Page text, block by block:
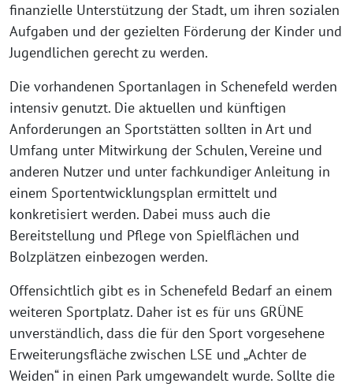
finanzielle Unterstützung der Stadt, um ihren sozialen
Aufgaben und der gezielten Förderung der Kinder und
Jugendlichen gerecht zu werden.
Die vorhandenen Sportanlagen in Schenefeld werden
intensiv genutzt. Die aktuellen und künftigen
Anforderungen an Sportstätten sollten in Art und
Umfang unter Mitwirkung der Schulen, Vereine und
anderen Nutzer und unter fachkundiger Anleitung in
einem Sportentwicklungsplan ermittelt und
konkretisiert werden. Dabei muss auch die
Bereitstellung und Pflege von Spielflächen und
Bolzplätzen einbezogen werden.
Offensichtlich gibt es in Schenefeld Bedarf an einem
weiteren Sportplatz. Daher ist es für uns GRÜNE
unverständlich, dass die für den Sport vorgesehene
Erweiterungsfläche zwischen LSE und „Achter de
Weiden“ in einen Park umgewandelt wurde. Sollte die